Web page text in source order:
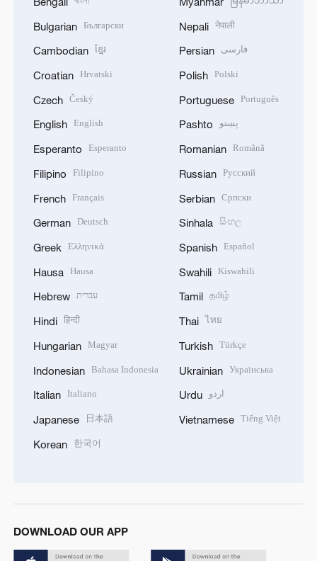
Bulgarian Български
Cambodian ខ្មែរ
Croatian Hrvatski
Czech Český
English English
Esperanto Esperanto
Filipino Filipino
French Français
German Deutsch
Greek Ελληνικά
Hausa Hausa
Hebrew עברית
Hindi हिन्दी
Hungarian Magyar
Indonesian Bahasa Indonesia
Italian Italiano
Japanese 日本語
Korean 한국어
Nepali नेपाली
Persian فارسی
Polish Polski
Portuguese Português
Pashto پښتو
Romanian Română
Russian Русский
Serbian Српски
Sinhala සිංහල
Spanish Español
Swahili Kiswahili
Tamil தமிழ்
Thai ไทย
Turkish Türkçe
Ukrainian Українська
Urdu اردو
Vietnamese Tiếng Việt
DOWNLOAD OUR APP